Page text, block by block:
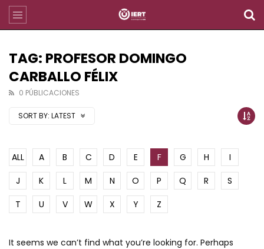
TAG: PROFESOR DOMINGO
CARBALLO FÉLIX
0 PÚBLICACIONES
SORT BY: LATEST
ALL A B C D E F G H
I
J
K L M N O P Q R
S
T
U V W X Y Z
It seems we can’t find what you’re looking for. Perhaps